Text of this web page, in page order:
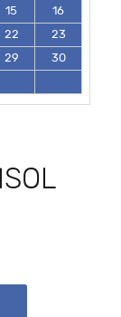
15
16
22
23
29
30